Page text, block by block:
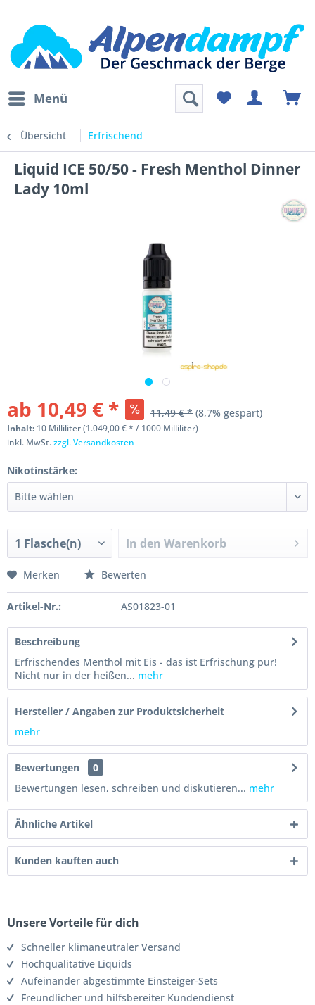
Menü
Übersicht Erfrischend
Liquid ICE 50/50 - Fresh Menthol Dinner
Lady 10ml
ab 10,49 € * 11,49 € * (8,7% gespart)
Inhalt: 10 Milliliter (1.049,00 € * / 1000 Milliliter)
inkl. MwSt.zzgl. Versandkosten
Nikotinstärke:
In den Warenkorb
Merken Bewerten
Artikel-Nr.: AS01823-01
Beschreibung
Erfrischendes Menthol mit Eis - das ist Erfrischung pur!
Nicht nur in der heißen... mehr
Hersteller / Angaben zur Produktsicherheit
mehr
Bewertungen
0
Bewertungen lesen, schreiben und diskutieren... mehr
Ähnliche Artikel
Kunden kauften auch
Unsere Vorteile für dich
Schneller klimaneutraler Versand
Hochqualitative Liquids
Aufeinander abgestimmte Einsteiger-Sets
Freundlicher und hilfsbereiter Kundendienst